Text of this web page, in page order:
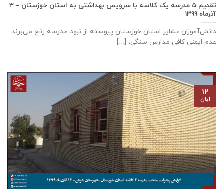
تقدیم ۵ مدرسه یک کلاسه با سرويس بهداشتی به استان خوزستان – ۳
آذر‌ماه ۱۳۹۹
دانش‌آموزان عشایر استان خوزستان پيوسته از نبود مدرسه رنج می‌برند.
عدم ایمنی کافی مدارس سنگی، [...]
۱۲
آبان